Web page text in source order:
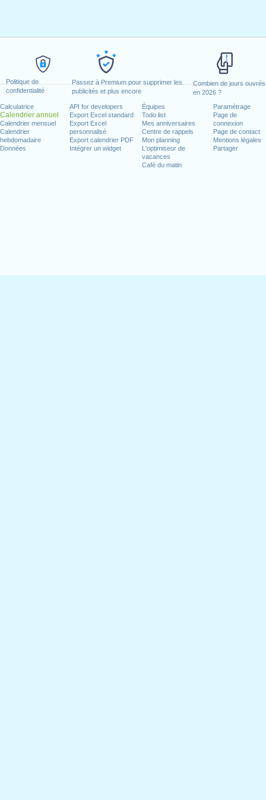
Politique de
confidentialité
Passez à Premium pour supprimer les
publicités et plus encore
Combien de jours ouvrés
en 2026 ?
Calculatrice
Calendrier annuel
Calendrier mensuel
Calendrier
hebdomadaire
Données
API for developers
Export Excel standard
Export Excel
personnalisé
Export calendrier PDF
Intégrer un widget
Équipes
Todo list
Mes anniversaires
Centre de rappels
Mon planning
L'optimiseur de
vacances
Café du matin
Paramétrage
Page de
connexion
Page de contact
Mentions légales
Partager